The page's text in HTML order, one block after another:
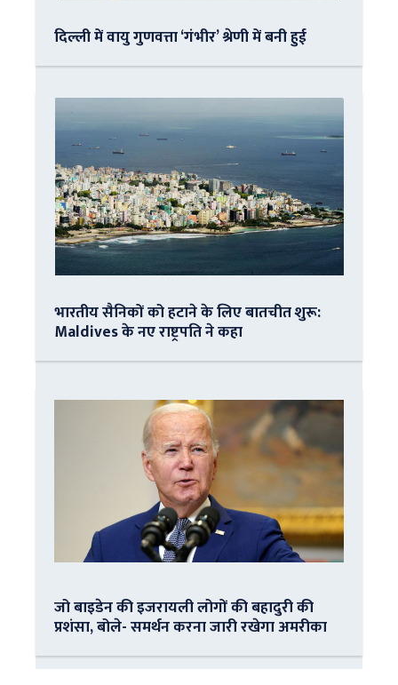
दिल्ली में वायु गुणवत्ता ‘गंभीर’ श्रेणी में बनी हुई
भारतीय सैनिकों को हटाने के लिए बातचीत शुरू:
Maldives के नए राष्ट्रपति ने कहा
जो बाइडेन की इजरायली लोगों की बहादुरी की
प्रशंसा, बोले- समर्थन करना जारी रखेगा अमरीका